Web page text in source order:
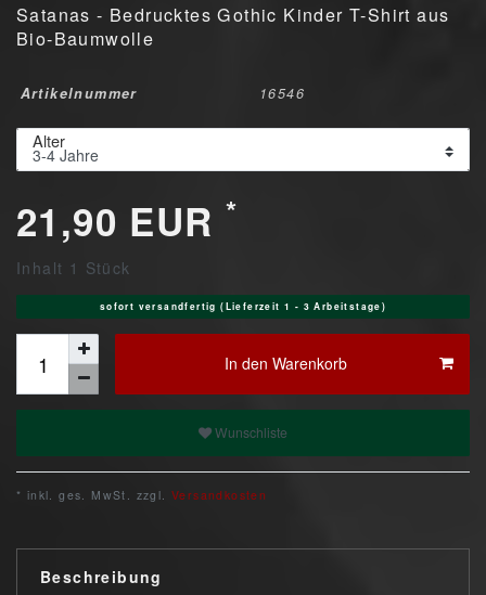
Satanas - Bedrucktes Gothic Kinder T-Shirt aus
Bio-Baumwolle
Artikelnummer 16546
Alter
21,90 EUR *
Inhalt 1 Stück
sofort versandfertig (Lieferzeit 1 - 3 Arbeitstage)
In den Warenkorb
Wunschliste
* inkl. ges. MwSt. zzgl. Versandkosten
Beschreibung